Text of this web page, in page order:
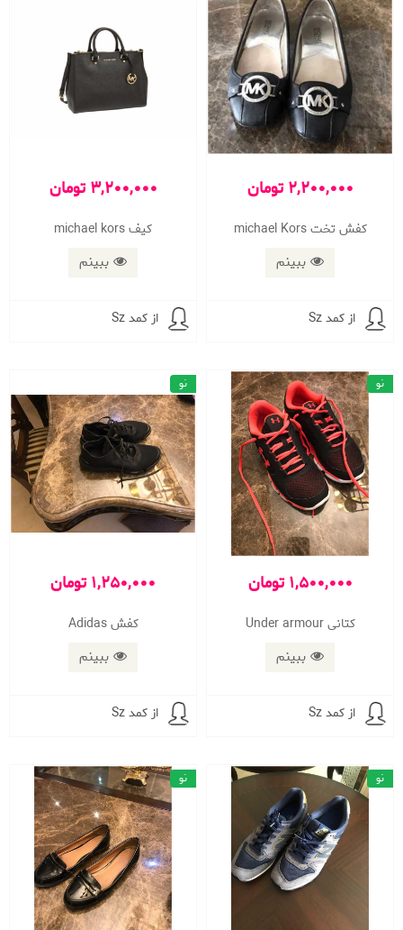
2,200,000 تومان
کفش تخت michael Kors
ببینم
از کمد Sz
3,200,000 تومان
کیف michael kors
ببینم
از کمد Sz
1,500,000 تومان
کتانی Under armour
ببینم
نو
از کمد Sz
1,250,000 تومان
کفش Adidas
ببینم
نو
از کمد Sz
نو نو